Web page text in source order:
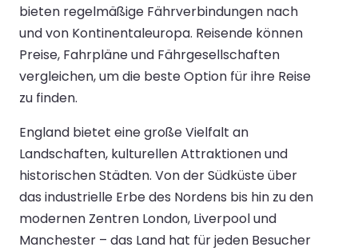
bieten regelmäßige Fährverbindungen nach
und von Kontinentaleuropa. Reisende können
Preise, Fahrpläne und Fährgesellschaften
vergleichen, um die beste Option für ihre Reise
zu finden.
England bietet eine große Vielfalt an
Landschaften, kulturellen Attraktionen und
historischen Städten. Von der Südküste über
das industrielle Erbe des Nordens bis hin zu den
modernen Zentren London, Liverpool und
Manchester – das Land hat für jeden Besucher